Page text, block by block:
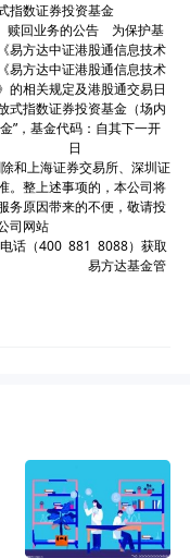
指数证券投资基金
业务的公告 为保护基
易方达中证港股通信息技术
易方达中证港股通信息技术
的相关规定及港股通交易日
式指数证券投资基金（场内
”，基金代码：自其下一开
下： 日
海证券交易所、深圳证
。整上述事项的，本公司将
原因带来的不便，敬请投
司网站
话（400 881 8088）获取
方达基金管